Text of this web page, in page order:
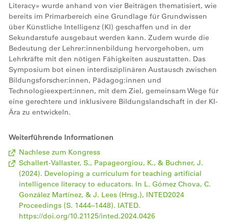
Literacy» wurde anhand von vier Beiträgen thematisiert, wie
bereits im Primarbereich eine Grundlage für Grundwissen
über Künstliche Intelligenz (KI) geschaffen und in der
Sekundarstufe ausgebaut werden kann. Zudem wurde die
Bedeutung der Lehrer:innenbildung hervorgehoben, um
Lehrkräfte mit den nötigen Fähigkeiten auszustatten. Das
Symposium bot einen interdisziplinären Austausch zwischen
Bildungsforscher:innen, Pädagog:innen und
Technologieexpert:innen, mit dem Ziel, gemeinsam Wege für
eine gerechtere und inklusivere Bildungslandschaft in der KI-
Ära zu entwickeln.
Weiterführende Informationen
Nachlese zum Kongress
Schallert-Vallaster, S., Papageorgiou, K., & Buchner, J.
(2024). Developing a curriculum for teaching artificial
intelligence literacy to educators. In L. Gómez Chova, C.
González Martínez, & J. Lees (Hrsg.), INTED2024
Proceedings (S. 1444–1448). IATED.
https://doi.org/10.21125/inted.2024.0426